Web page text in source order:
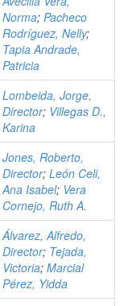
Norma; Pacheco
Rodríguez, Nelly;
Tapia Andrade,
Patricia
Lombeida, Jorge,
Director; Villegas D.,
Karina
Jones, Roberto,
Director; León Celi,
Ana Isabel; Vera
Cornejo, Ruth A.
Álvarez, Alfredo,
Director; Tejada,
Victoria; Marcial
Pérez, Yidda